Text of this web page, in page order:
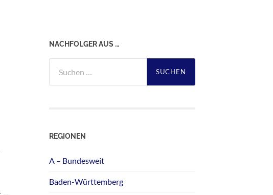
NACHFOLGER AUS …
nach:
REGIONEN
A – Bundesweit
Baden-Württemberg